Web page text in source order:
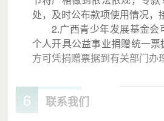
处，及时公布款项使用情况，
2.广西青少年发展基金会
个人开具公益事业捐赠统一
方可凭捐赠票据到有关部门办
6 联系我们